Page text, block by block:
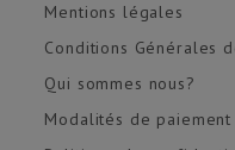
Mentions légales
Conditions Générales
Qui sommes nous?
Modalités de paiement